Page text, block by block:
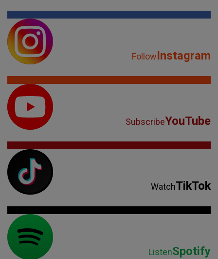
FollowInstagram
SubscribeYouTube
WatchTikTok
ListenSpotify